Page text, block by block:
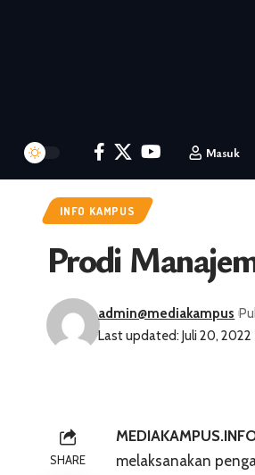
Masuk
INFO KAMPUS
Prodi
Last updated: Juli 20, 2022
admin@mediakampus
SHARE
melaksanakan